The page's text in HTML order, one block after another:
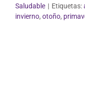
Saludable | Etiquetas:
invierno, otoño,